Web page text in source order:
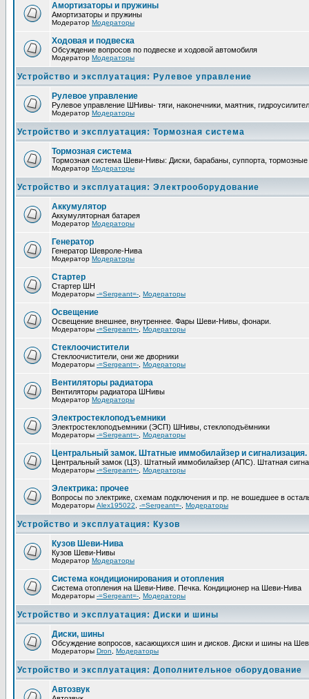
Амортизаторы и пружины
Амортизаторы и пружины
Модератор Модераторы
Ходовая и подвеска
Обсуждение вопросов по подвеске и ходовой автомобиля
Модератор Модераторы
Устройство и эксплуатация: Рулевое управление
Рулевое управление
Рулевое управление ШНивы- тяги, наконечники, маятник,
Модератор Модераторы
Устройство и эксплуатация: Тормозная система
Тормозная система
Тормозная система Шеви-Нивы: Диски, барабаны, суппорта,
Модератор Модераторы
Устройство и эксплуатация: Электрооборудование
Аккумулятор
Аккумуляторная батарея
Модератор Модераторы
Генератор
Генератор Шевроле-Нива
Модератор Модераторы
Стартер
Стартер ШН
Модераторы -=Sergeant=- Модераторы
Освещение
Освещение внешнее, внутреннее. Фары Шеви-Нивы, фонари.
Модераторы -=Sergeant=- Модераторы
Стеклоочистители
Стеклоочистители, они же дворники
Модераторы -=Sergeant=- Модераторы
Вентиляторы радиатора
Вентиляторы радиатора ШНивы
Модератор Модераторы
Электростеклоподъемники
Электростеклоподъемники (ЭСП) ШНивы, стеклоподъёмники
Модераторы -=Sergeant=- Модераторы
Центральный замок. Штатные иммобилайзер и сигнализация.
Центральный замок (ЦЗ). Штатный иммобилайзер (АПС). Штатная
Модераторы -=Sergeant=- Модераторы
Электрика: прочее
Вопросы по электрике, схемам подключения и пр. не вошедшее в
Модераторы Alex195022 -=Sergeant=- Модераторы
Устройство и эксплуатация: Кузов
Кузов Шеви-Нива
Кузов Шеви-Нивы
Модератор Модераторы
Система кондиционирования и отопления
Система отопления на Шеви-Ниве. Печка. Кондиционер на Шеви-Нива
Модераторы -=Sergeant=- Модераторы
Устройство и эксплуатация: Диски и шины
Диски, шины
Обсуждение вопросов, касающихся шин и дисков. Диски и шины на
Модераторы Drоn Модераторы
Устройство и эксплуатация: Дополнительное оборудование
Автозвук